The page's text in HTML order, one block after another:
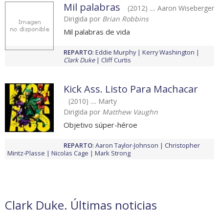
Mil palabras
(2012) .... Aaron Wiseberger
Dirigida por Brian Robbins
Mil palabras de vida
REPARTO: Eddie Murphy
Kerry Washington
Clark Duke
Cliff Curtis
Kick Ass. Listo Para Machacar
(2010) .... Marty
Dirigida por Matthew Vaughn
Objetivo súper-héroe
REPARTO: Aaron Taylor-Johnson
Christopher
Mintz-Plasse
Nicolas Cage Mark Strong
Clark Duke. Últimas noticias